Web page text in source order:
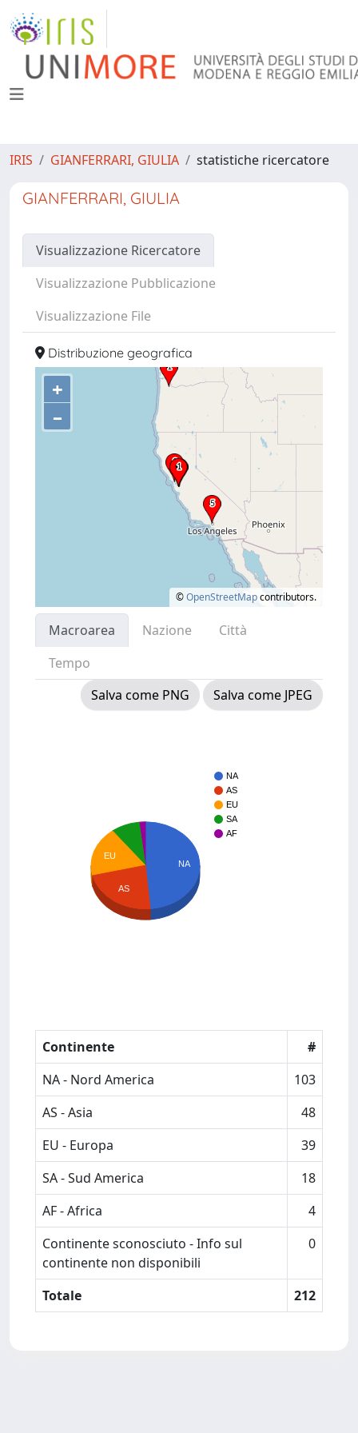
IRIS GIANFERRARI, GIULIA statistiche ricercatore
GIANFERRARI, GIULIA
Visualizzazione Ricercatore
Visualizzazione Pubblicazione
Visualizzazione File
Distribuzione geografica
+
–
©OpenStreetMapcontributors.
Macroarea Nazione
Città
Tempo
Salva come PNG
Salva come JPEG
NA
AS
EU
SA
AF
NA
EU
AS
Continente
#
NA - Nord America
103
AS - Asia
48
EU - Europa
39
SA - Sud America
18
AF - Africa
4
Continente sconosciuto - Info sul
continente non disponibili
0
Totale 212